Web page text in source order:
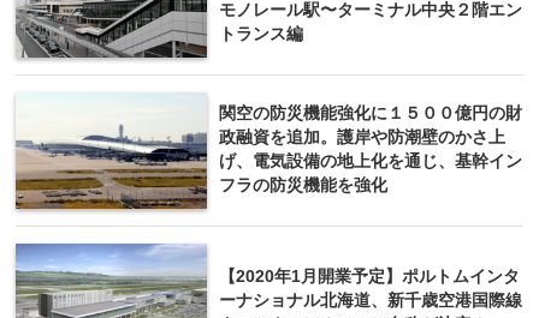
モノレール駅〜ターミナル中央２階エン
トランス編
関空の防災機能強化に１５００億円の財
政融資を追加。護岸や防潮壁のかさ上
げ、電気設備の地上化を通じ、基幹イン
フラの防災機能を強化
【2020年1月開業予定】ポルトムインタ
ーナショナル北海道、新千歳空港国際線